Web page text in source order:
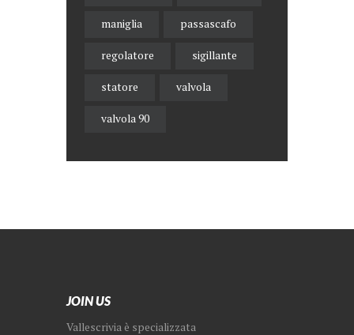
maniglia passascafo
regolatore sigillante
statore valvola
valvola 90
JOIN US
Vallescrivia è specializzata